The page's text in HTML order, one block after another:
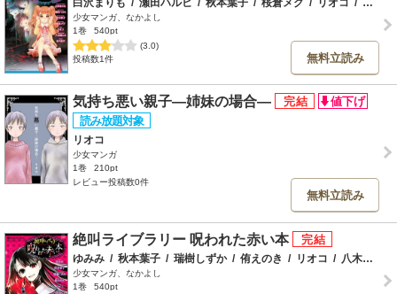
少女マンガ、なかよし
1巻
540pt
(3.0)
投稿数1件
無料立読み
気持ち悪い親子―姉妹の場合―
リオコ
少女マンガ
1巻
210pt
レビュー投稿数0件
無料立読み
絶叫ライブラリー 呪われた赤い本
ゆみみ / 秋本葉子 / 瑞樹しずか / 侑えのき / リオコ / 八木原こと
少女マンガ、なかよし
1巻
540pt